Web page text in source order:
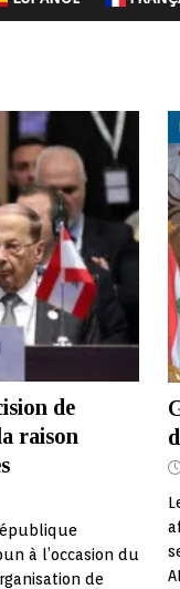
de
raison
à l’occasion du
de